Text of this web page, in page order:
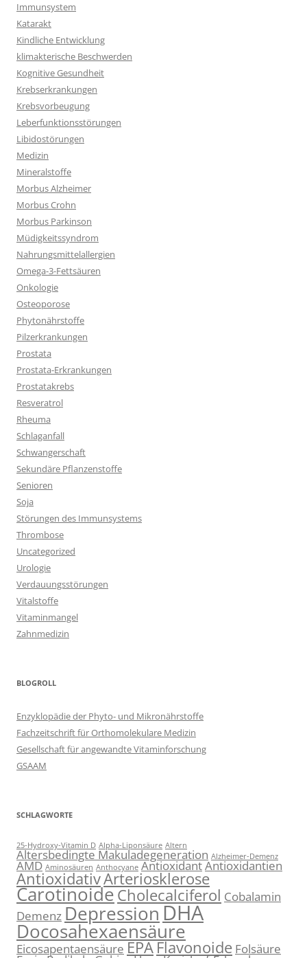
Immunsystem
Katarakt
Kindliche Entwicklung
klimakterische Beschwerden
Kognitive Gesundheit
Krebserkrankungen
Krebsvorbeugung
Leberfunktionsstörungen
Libidostörungen
Medizin
Mineralstoffe
Morbus Alzheimer
Morbus Crohn
Morbus Parkinson
Müdigkeitssyndrom
Nahrungsmittelallergien
Omega-3-Fettsäuren
Onkologie
Osteoporose
Phytonährstoffe
Pilzerkrankungen
Prostata
Prostata-Erkrankungen
Prostatakrebs
Resveratrol
Rheuma
Schlaganfall
Schwangerschaft
Sekundäre Pflanzenstoffe
Senioren
Soja
Störungen des Immunsystems
Thrombose
Uncategorized
Urologie
Verdauungsstörungen
Vitalstoffe
Vitaminmangel
Zahnmedizin
BLOGROLL
Enzyklopädie der Phyto- und Mikronährstoffe
Fachzeitschrift für Orthomolekulare Medizin
Gesellschaft für angewandte Vitaminforschung
GSAAM
SCHLAGWORTE
25-Hydroxy-Vitamin D Alpha-Liponsäure Altern
Altersbedingte Makuladegeneration Alzheimer-Demenz
AMD Aminosäuren Anthocyane AntioxidantAntioxidantien
AntioxidativArteriosklerose
CarotinoideCholecalciferol Cobalamin
Demenz DepressionDHA
Docosahexaensäure
Eicosapentaensäure EPAFlavonoide Folsäure